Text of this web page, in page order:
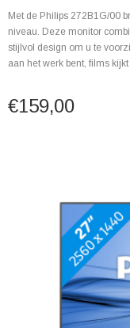
Met de Philips 272B1G/00
niveau. Deze monitor
stijlvol design om u te
aan het werk bent, films kijkt
€159,00